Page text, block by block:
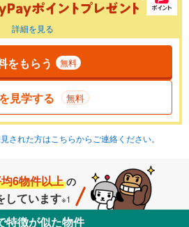
詳細を見る
をもらう 無料
見学する 無料
された方はこちらからご連絡ください。
6物件以上 の
しています※1
特徴が似た物件